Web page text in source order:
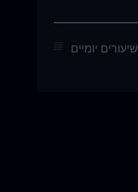
שיעורים יומיים